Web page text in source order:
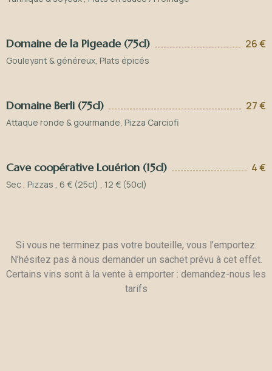
Domaine de la Pigeade (75cl) 26 €
Gouleyant & généreux, Plats épicés
Domaine Berli (75cl) 27 €
Attaque ronde & gourmande, Pizza Carciofi
Cave coopérative Louérion (15cl) 4 €
Sec , Pizzas , 6 € (25cl) , 12 € (50cl)
Si vous ne terminez pas votre bouteille, vous l’emportez.
N’hésitez pas à nous demander un sachet prévu à cet effet.
Certains vins sont à la vente à emporter : demandez-nous les
tarifs